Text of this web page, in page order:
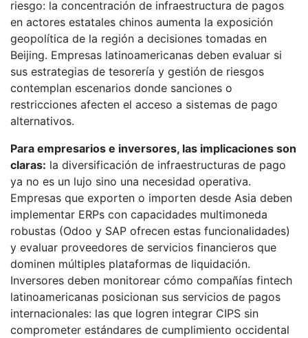
riesgo: la concentración de infraestructura de pagos
en actores estatales chinos aumenta la exposición
geopolítica de la región a decisiones tomadas en
Beijing. Empresas latinoamericanas deben evaluar si
sus estrategias de tesorería y gestión de riesgos
contemplan escenarios donde sanciones o
restricciones afecten el acceso a sistemas de pago
alternativos.
Para empresarios e inversores, las implicaciones son
claras: la diversificación de infraestructuras de pago
ya no es un lujo sino una necesidad operativa.
Empresas que exporten o importen desde Asia deben
implementar ERPs con capacidades multimoneda
robustas (Odoo y SAP ofrecen estas funcionalidades)
y evaluar proveedores de servicios financieros que
dominen múltiples plataformas de liquidación.
Inversores deben monitorear cómo compañías fintech
latinoamericanas posicionan sus servicios de pagos
internacionales: las que logren integrar CIPS sin
comprometer estándares de cumplimiento occidental